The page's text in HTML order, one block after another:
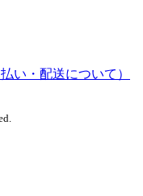
い・配送について）